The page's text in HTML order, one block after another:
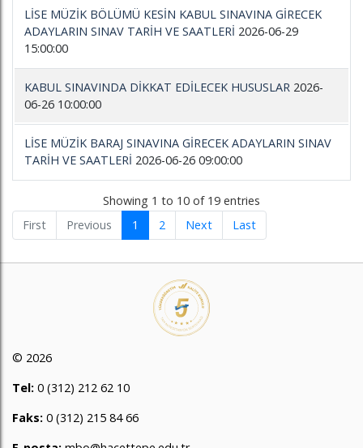
LİSE MÜZİK BÖLÜMÜ KESİN KABUL SINAVINA GİRECEK
ADAYLARIN SINAV TARİH VE SAATLERİ 2026-06-29
15:00:00
KABUL SINAVINDA DİKKAT EDİLECEK HUSUSLAR 2026-
06-26 10:00:00
LİSE MÜZİK BARAJ SINAVINA GİRECEK ADAYLARIN SINAV
TARİH VE SAATLERİ 2026-06-26 09:00:00
Showing 1 to 10 of 19 entries
First
Previous 1 2 Next Last
© 2026
Tel: 0 (312) 212 62 10
Faks: 0 (312) 215 84 66